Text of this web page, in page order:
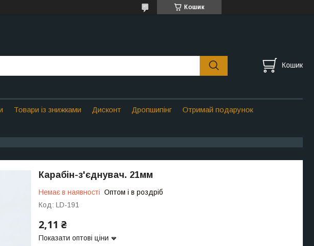
Кошик
Кошик
Товари із знижками Дисконт Дропшипінг Отримай подарунок
Карабін-з'єднувач. 21мм
Немає в наявності Оптом і в роздріб
Код: LD-191
2,11 ₴
Показати оптові ціни